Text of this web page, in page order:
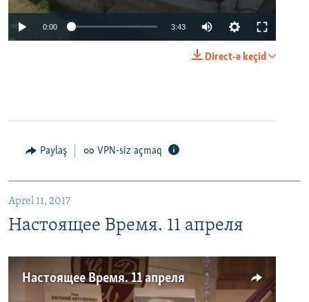
0:00 3:43
Direct-ə keçid
Paylaş VPN-siz açmaq
Aprel 11, 2017
Настоящее Время. 11 апреля
Настоящее Время. 11 апреля